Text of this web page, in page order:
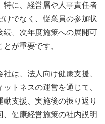
特に、経営層や人事責任者
けでなく、従業員の参加状
続、次年度施策への展開可
が重要です。
は、法人向け健康支援、
トネスの運営を通じて、
支援、実施後の振り返り
、健康経営施策の社内説明